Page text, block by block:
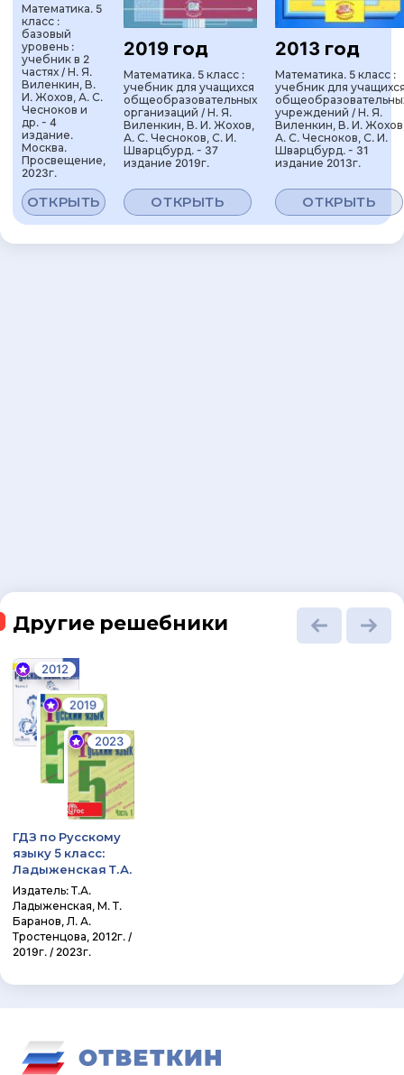
Математика. 5
класс :
базовый
уровень :
учебник в 2
частях / Н. Я.
Виленкин, В.
И. Жохов, А. С.
Чесноков и
др. - 4
издание.
Москва.
Просвещение,
2023г.
ОТКРЫТЬ
2019 год
Математика. 5 класс :
учебник для учащихся
общеобразовательных
организаций / Н. Я.
Виленкин, В. И. Жохов,
А. С. Чесноков, С. И.
Шварцбурд. - 37
издание 2019г.
ОТКРЫТЬ
2013 год
Математика. 5 класс :
учебник для
учреждений / Н. Я.
Виленкин, В. И.
А. С. Чесноков, С. И.
Шварцбурд. - 31
издание 2013г.
ОТКРЫТЬ
Другие решебники
2012
2019
2023
ГДЗ по Русскому
языку 5 класс:
Ладыженская Т.А.
Издатель: Т.А.
Ладыженская, М. Т.
Баранов, Л. А.
Тростенцова, 2012г. /
2019г. / 2023г.